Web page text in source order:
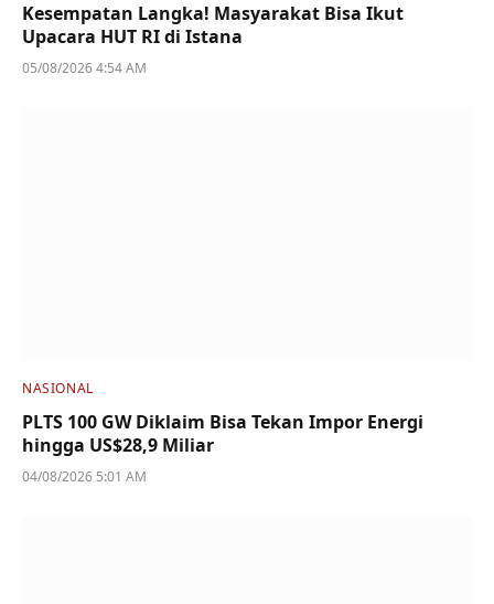
Kesempatan Langka! Masyarakat Bisa Ikut
Upacara HUT RI di Istana
05/08/2026 4:54 AM
NASIONAL
PLTS 100 GW Diklaim Bisa Tekan Impor Energi
hingga US$28,9 Miliar
04/08/2026 5:01 AM